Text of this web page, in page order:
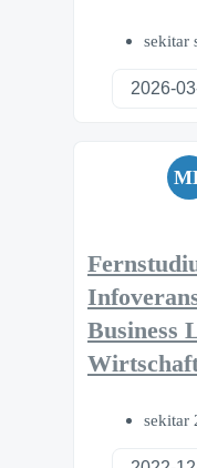
sekitar
Business
sekitar